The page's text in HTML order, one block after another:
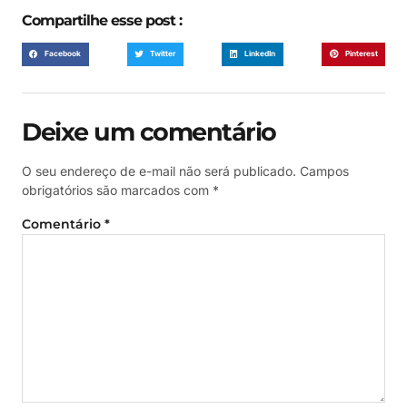
Compartilhe esse post :
Facebook Twitter LinkedIn Pinterest
Deixe um comentário
O seu endereço de e-mail não será publicado. Campos
obrigatórios são marcados com *
Comentário *